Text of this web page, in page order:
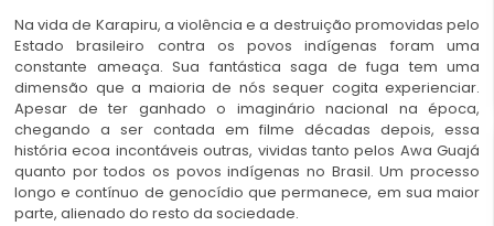
Na vida de Karapiru, a violência e a destruição promovidas pelo
Estado brasileiro contra os povos indígenas foram uma
constante ameaça. Sua fantástica saga de fuga tem uma
dimensão que a maioria de nós sequer cogita experienciar.
Apesar de ter ganhado o imaginário nacional na época,
chegando a ser contada em filme décadas depois, essa
história ecoa incontáveis outras, vividas tanto pelos Awa Guajá
quanto por todos os povos indígenas no Brasil. Um processo
longo e contínuo de genocídio que permanece, em sua maior
parte, alienado do resto da sociedade.